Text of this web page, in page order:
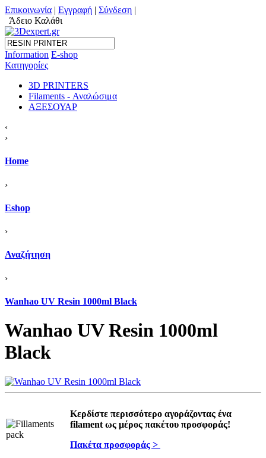
Επικοινωνία | Εγγραφή | Σύνδεση |
Άδειο Καλάθι
Information Ε-shop
Κατηγορίες
3D PRINTERS
Filaments - Αναλώσιμα
ΑΞΕΣΟΥΑΡ
‹
›
Home
›
Eshop
›
Αναζήτηση
›
Wanhao UV Resin 1000ml Black
Wanhao UV Resin 1000ml
Black
Κερδίστε περισσότερο αγοράζοντας ένα
filament ως μέρος πακέτου προσφοράς!
Πακέτα προσφοράς >